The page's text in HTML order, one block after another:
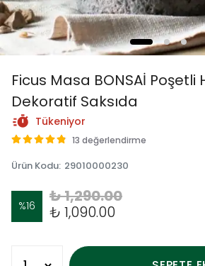
Ficus Masa BONSAİ Poşetli
Dekoratif Saksıda
Tükeniyor
13 değerlendirme
Ürün Kodu: 29010000230
%16
₺ 1,290.00
₺ 1,090.00